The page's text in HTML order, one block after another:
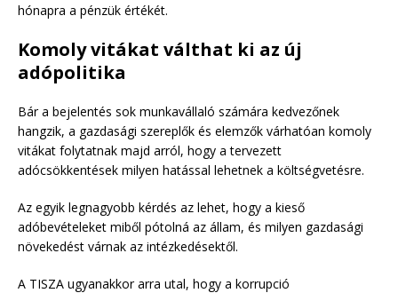
hónapra a pénzük értékét.
Komoly vitákat válthat ki az új
adópolitika
Bár a bejelentés sok munkavállaló számára kedvezőnek
hangzik, a gazdasági szereplők és elemzők várhatóan komoly
vitákat folytatnak majd arról, hogy a tervezett
adócsökkentések milyen hatással lehetnek a költségvetésre.
Az egyik legnagyobb kérdés az lehet, hogy a kieső
adóbevételeket miből pótolná az állam, és milyen gazdasági
növekedést várnak az intézkedésektől.
A TISZA ugyanakkor arra utal, hogy a korrupció